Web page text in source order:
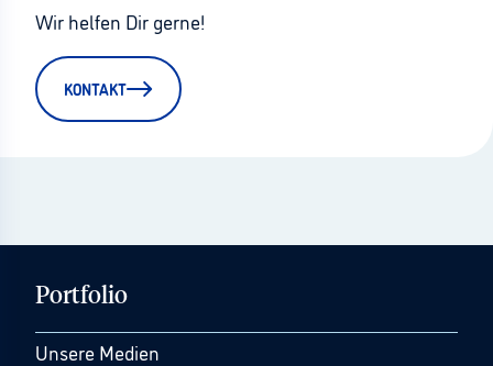
Wir helfen Dir gerne!
KONTAKT
Portfolio
Unsere Medien